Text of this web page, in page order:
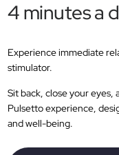
4 minutes a
Experience immediate
stimulator.
Sit back, close your
Pulsetto experience,
and well-being.